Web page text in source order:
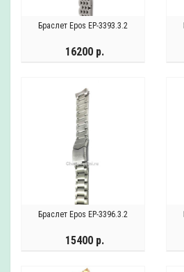
Браслет Epos EP-3393.3.2
16200 р.
Браслет Epos EP-3396.3.2
15400 р.